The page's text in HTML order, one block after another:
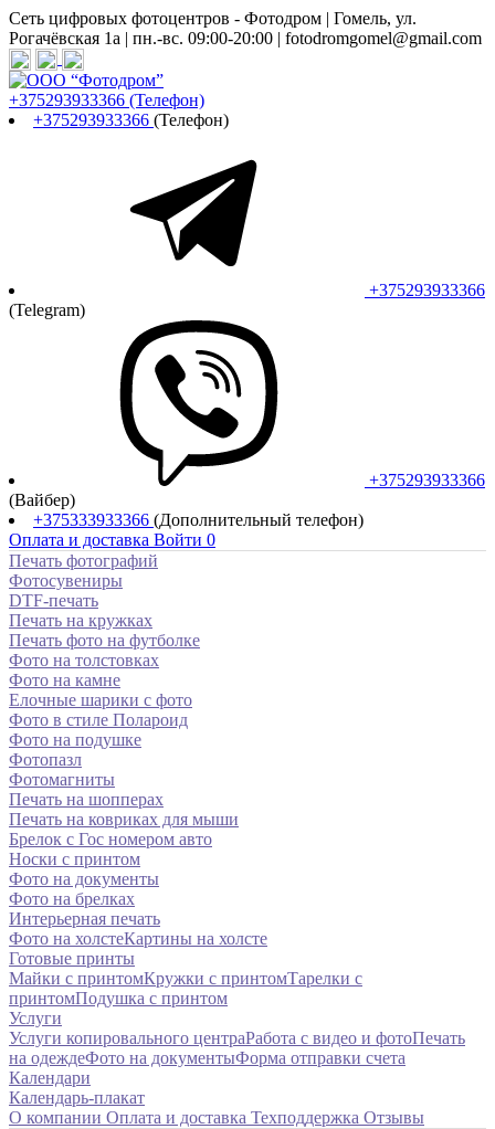
Сеть цифровых фотоцентров - Фотодром | Гомель, ул.
Рогачёвская 1а | пн.-вс. 09:00-20:00 | fotodromgomel@gmail.com
+375293933366 (Телефон)
+375293933366 (Телефон)
+375293933366
(Telegram)
+375293933366
(Вайбер)
+375333933366 (Дополнительный телефон)
Оплата и доставка Войти 0
Печать фотографий
Фотосувениры
DTF-печать
Печать на кружках
Печать фото на футболке
Фото на толстовках
Фото на камне
Елочные шарики с фото
Фото в стиле Полароид
Фото на подушке
Фотопазл
Фотомагниты
Печать на шопперах
Печать на ковриках для мыши
Брелок с Гос номером авто
Носки с принтом
Фото на документы
Фото на брелках
Интерьерная печать
Фото на холстеКартины на холсте
Готовые принты
Майки с принтомКружки с принтомТарелки с
принтомПодушка с принтом
Услуги
Услуги копировального центраРабота с видео и фотоПечать
на одеждеФото на документыФорма отправки счета
Календари
Календарь-плакат
О компании Оплата и доставка Техподдержка Отзывы